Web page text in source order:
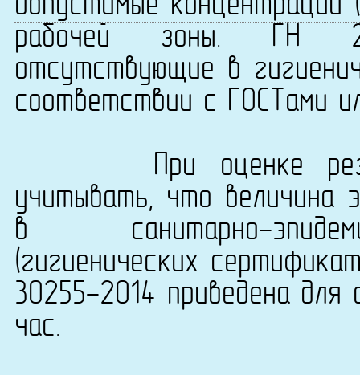
допустимые
рабочей зоны. ГН
отсутствующие в
соответствии с ГОСТами
При оценке
учитывать, что величина
в санитарно-
(гигиенических
30255-2014 приведена для
час.